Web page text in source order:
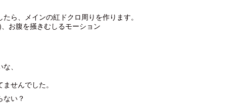
ら、メインの紅ドクロ周りを作ります。
お腹を掻きむしるモーション
、
せんでした。
ない？